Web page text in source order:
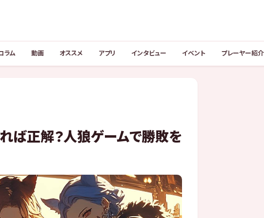
ラム 動画 オススメ アプリ インタビュー イベント プレーヤー紹介
ば正解？人狼ゲームで勝敗を